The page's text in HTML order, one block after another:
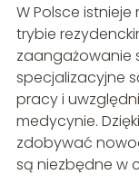
W Polsce
trybie
zaangażowanie
specjalizacyjne
pracy i
medycynie.
zdobywać
są niezbędne w